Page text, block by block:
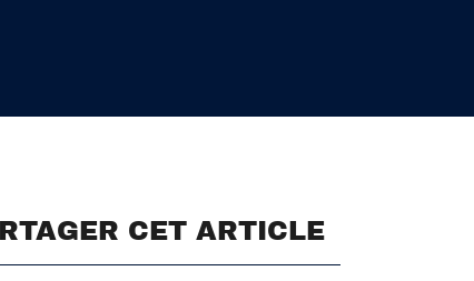
CET ARTICLE